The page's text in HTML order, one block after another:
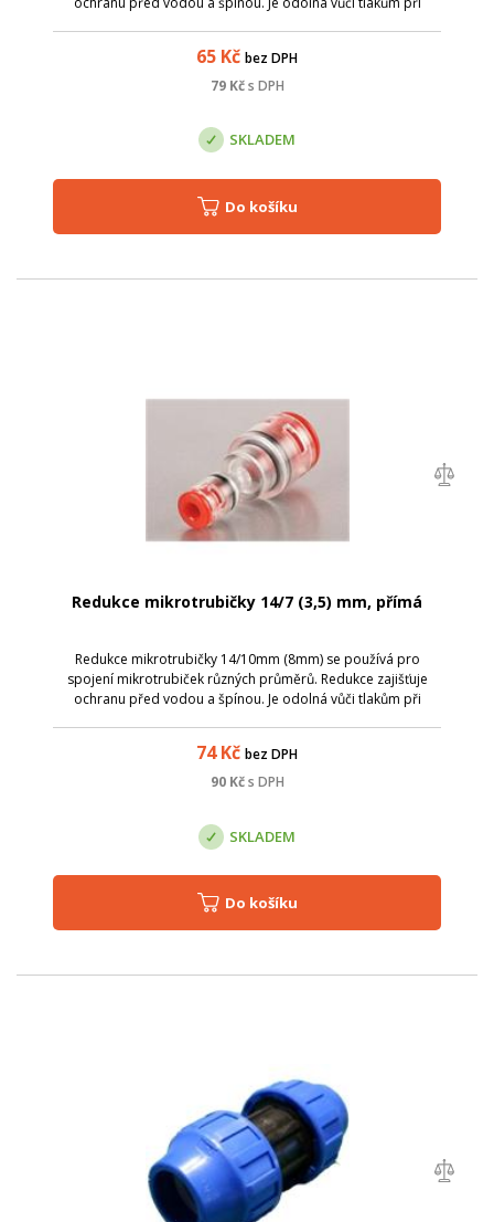
65 Kč bez DPH
79Kč s DPH
SKLADEM
Do košíku
Redukce mikrotrubičky 14/7 (3,5) mm, přímá
Redukce mikrotrubičky 14/10mm (8mm) se používá pro
spojení mikrotrubiček různých průměrů. Redukce zajišťuje
ochranu před vodou a špínou. Je odolná vůči tlakům při
74Kč bez DPH
90Kč s DPH
SKLADEM
Do košíku